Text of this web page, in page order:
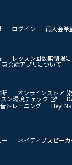
ログイン 再入会希
レッスン回数無制限
英会話アプリについて
断 オンラインストア (
スン環境チェック
トレーニング Hey!
ー ネイティブスピー